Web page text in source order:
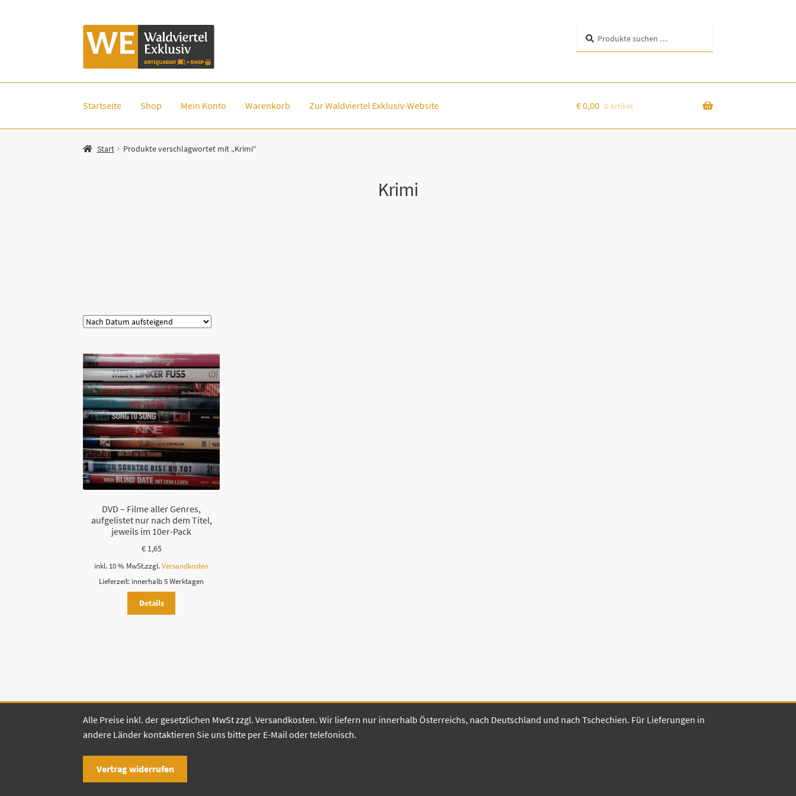
Zur
Navigation
Zum
Inhalt
nach:
Startseite Shop Mein Konto Warenkorb Zur Waldviertel Exklusiv-Website €0,00 0 Artikel
Start Produkte verschlagwortet mit „Krimi“
Krimi
DVD – Filme aller Genres,
aufgelistet nur nach dem Titel,
jeweils im 10er-Pack
€1,65
inkl. 10 % MwSt.zzgl.Versandkosten
Lieferzeit: innerhalb 5 Werktagen
Details
Alle Preise inkl. der gesetzlichen MwSt zzgl. Versandkosten. Wir liefern nur innerhalb Österreichs, nach Deutschland und nach Tschechien. Für Lieferungen in
andere Länder kontaktieren Sie uns bitte per E-Mail oder telefonisch.
Vertrag widerrufen